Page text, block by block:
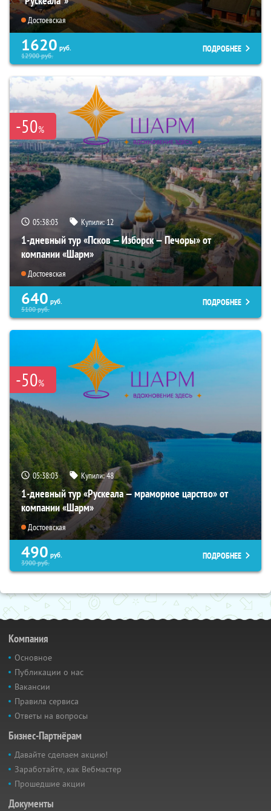
Достоевская
1620 руб.
12900руб.
ПОДРОБНЕЕ
-50%
05:38:01 Купили:12
1-дневный тур «Псков — Изборск — Печоры» от
компании «Шарм»
Достоевская
640 руб.
5100руб.
ПОДРОБНЕЕ
-50%
05:38:01 Купили:48
1-дневный тур «Рускеала — мраморное царство» от
компании «Шарм»
Достоевская
490 руб.
3900руб.
ПОДРОБНЕЕ
Компания
Основное
Публикации о нас
Вакансии
Правила сервиса
Ответы на вопросы
Бизнес-Партнёрам
Давайте сделаем акцию!
Заработайте, как Вебмастер
Прошедшие акции
Документы